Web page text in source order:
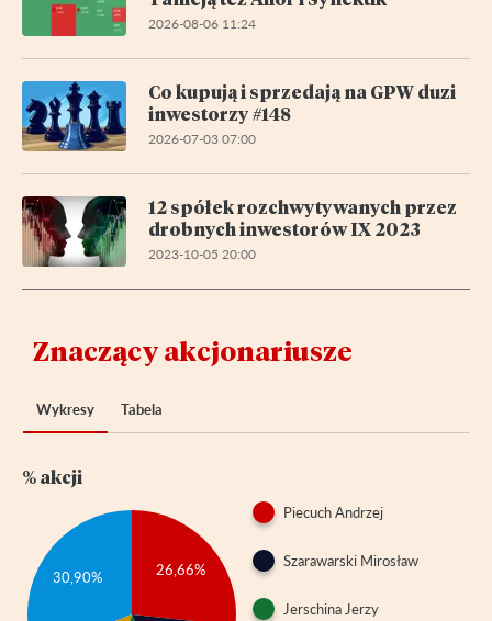
Znaczący akcjonariusze
Wykresy Tabela
% akcji
26,66%
30,90%
Piecuch Andrzej
Szarawarski Mirosław
Jerschina Jerzy
2026-08-06 11:24
Co kupują i sprzedają na GPW duzi
inwestorzy #148
2026-07-03 07:00
12 spółek rozchwytywanych przez
drobnych inwestorów IX 2023
2023-10-05 20:00